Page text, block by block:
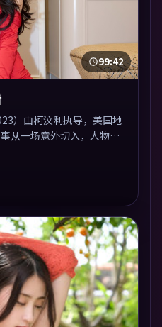
99:42
）由柯汶利执导，美国地
从一场意外切入，人物在
事层层推进，情绪克制而